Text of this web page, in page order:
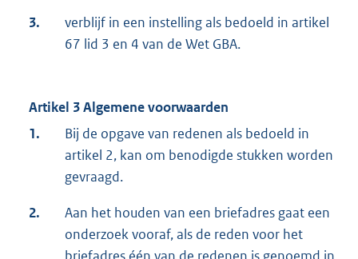
3.
verblijf in een instelling als bedoeld in artikel
67 lid 3 en 4 van de Wet GBA.
Artikel 3 Algemene voorwaarden
1.
Bij de opgave van redenen als bedoeld in
artikel 2, kan om benodigde stukken worden
gevraagd.
2.
Aan het houden van een briefadres gaat een
onderzoek vooraf, als de reden voor het